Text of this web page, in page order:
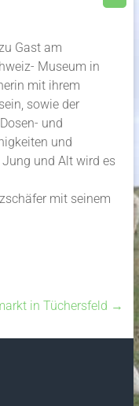
Gast am
Museum in
mit ihrem
sowie der
und
und
Jung und Alt wird es
mit seinem
in Tüchersfeld →